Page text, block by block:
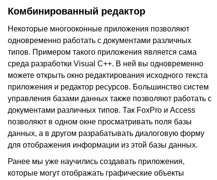
Комбинированный редактор
Некоторые многооконные приложения позволяют
одновременно работать с документами различных
типов. Примером такого приложения является сама
среда разработки Visual C++. В ней вы одновременно
можете открыть окно редактирования исходного текста
приложения и редактор ресурсов. Большинство систем
управления базами данных также позволяют работать с
документами различных типов. Так FoxPro и Access
позволяют в одном окне просматривать поля базы
данных, а в другом разрабатывать диалоговую форму
для отображения информации из этой базы данных.
Ранее мы уже научились создавать приложения,
которые могут отображать графические объекты